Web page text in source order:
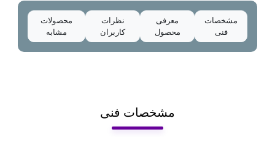
مشخصات
فنی
معرفی
محصول
نظرات
کاربران
محصولات
مشابه
مشخصات فنی